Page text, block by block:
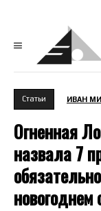
Cтатьи ИВАН
Огненная
назвала 7
новогоднем